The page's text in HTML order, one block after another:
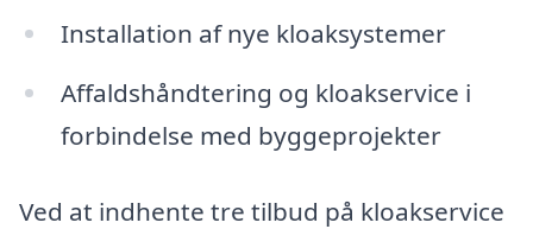
Installation af nye kloaksystemer
Affaldshåndtering og kloakservice i
forbindelse med byggeprojekter
Ved at indhente tre tilbud på kloakservice